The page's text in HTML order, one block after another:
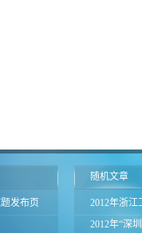
发布页
随机文章
2012年浙江
竞赛试题
2012年“深